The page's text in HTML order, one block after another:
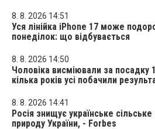
8. 8. 2026 14:51
Уся лінійка iPhone 17 може
понеділок: що відбувається
8. 8. 2026 14:50
Чоловіка висміювали за посадку
кілька років усі побачили
8. 8. 2026 14:41
Росія знищує українське
природу України, - Forbes